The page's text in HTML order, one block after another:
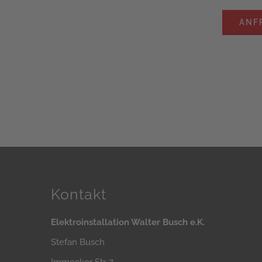
Kontakt
Elektroinstallation Walter Busch e.K.
Stefan Busch